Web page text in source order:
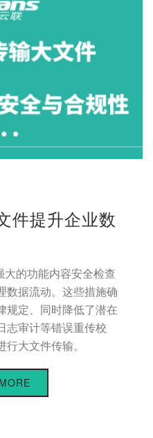
件提升企业数
的功能内容安全检查
数据流动。这些措施确
规定、同时降低了潜在
志审计等错误重传校
大文件传输。